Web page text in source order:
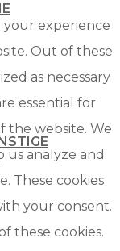
your experience
Out of these
as necessary
essential for
the website. We
us analyze and
These cookies
your consent.
these cookies.